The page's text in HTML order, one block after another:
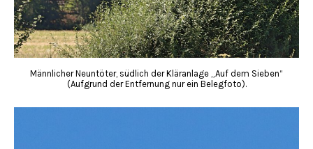
Männlicher Neuntöter, südlich der Kläranlage „Auf dem Sieben“
(Aufgrund der Entfernung nur ein Belegfoto).